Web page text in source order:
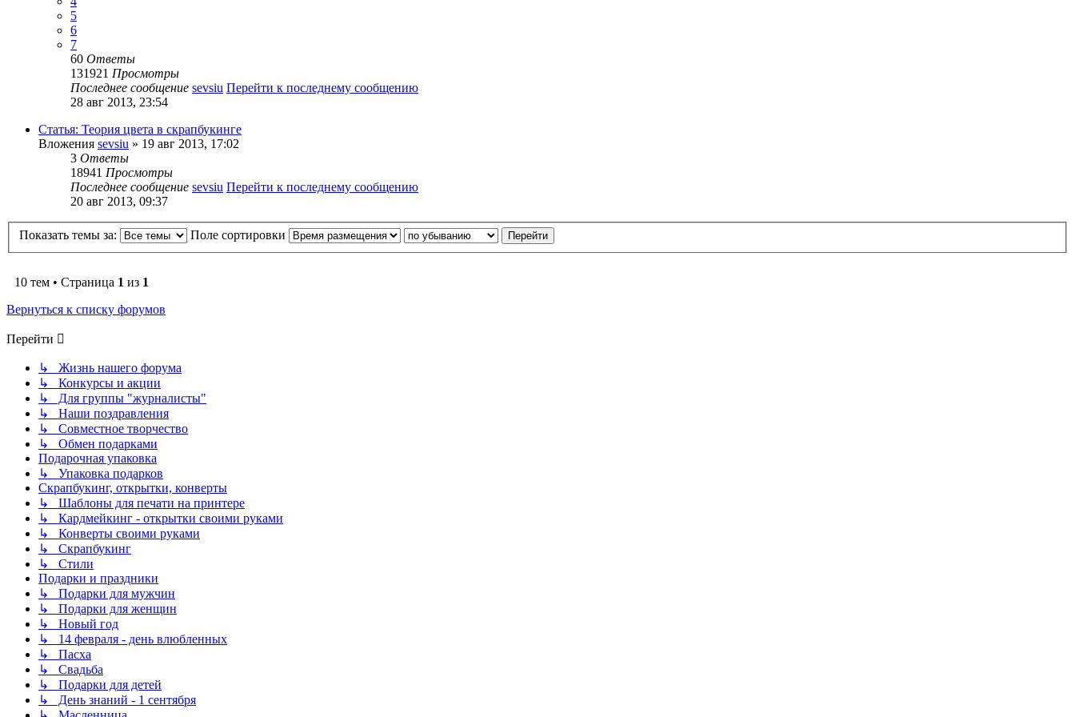
5
6
7
60 Ответы
131921 Просмотры
Последнее сообщение sevsiu Перейти к последнему сообщению
28 авг 2013, 23:54
Статья: Теория цвета в скрапбукинге
Вложения sevsiu » 19 авг 2013, 17:02
3 Ответы
18941 Просмотры
Последнее сообщение sevsiu Перейти к последнему сообщению
20 авг 2013, 09:37
Показать темы за: Поле сортировки
10 тем • Страница 1 из 1
Вернуться к списку форумов
Перейти
↳ Жизнь нашего форума
↳ Конкурсы и акции
↳ Для группы "журналисты"
↳ Наши поздравления
↳ Совместное творчество
↳ Обмен подарками
Подарочная упаковка
↳ Упаковка подарков
Скрапбукинг, открытки, конверты
↳ Шаблоны для печати на принтере
↳ Кардмейкинг - открытки своими руками
↳ Конверты своими руками
↳ Скрапбукинг
↳ Стили
Подарки и праздники
↳ Подарки для мужчин
↳ Подарки для женщин
↳ Новый год
↳ 14 февраля - день влюбленных
↳ Пасха
↳ Свадьба
↳ Подарки для детей
↳ День знаний - 1 сентября